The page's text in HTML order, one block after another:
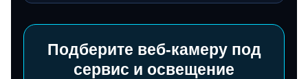
Подберите веб‑камеру под
сервис и освещение